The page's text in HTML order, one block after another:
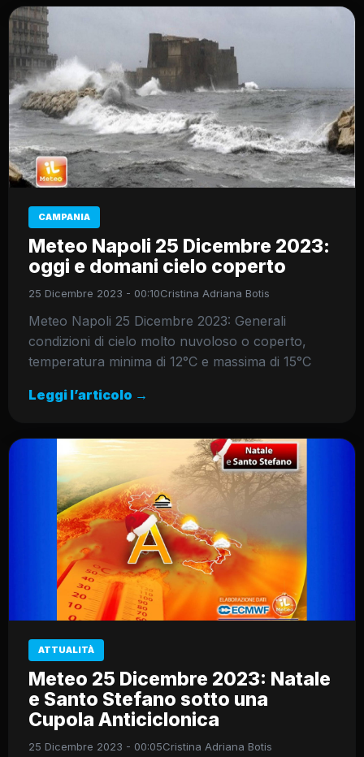
CAMPANIA
Meteo Napoli 25 Dicembre 2023:
oggi e domani cielo coperto
25 Dicembre 2023 - 00:10Cristina Adriana Botis
Meteo Napoli 25 Dicembre 2023: Generali
condizioni di cielo molto nuvoloso o coperto,
temperatura minima di 12°C e massima di 15°C
Leggi l’articolo →
ATTUALITÀ
Meteo 25 Dicembre 2023: Natale
e Santo Stefano sotto una
Cupola Anticiclonica
25 Dicembre 2023 - 00:05Cristina Adriana Botis